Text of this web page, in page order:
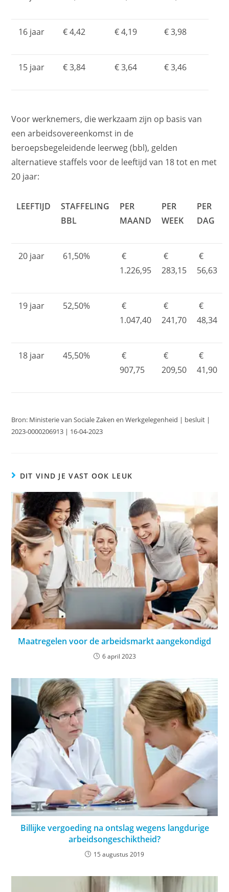
16 jaar € 4,42 € 4,19 € 3,98
15 jaar € 3,84 € 3,64 € 3,46
Voor werknemers, die werkzaam zijn op basis van
een arbeidsovereenkomst in de
beroepsbegeleidende leerweg (bbl), gelden
alternatieve staffels voor de leeftijd van 18 tot en met
20 jaar:
LEEFTIJD
STAFFELING
BBL
PER
MAAND
PER
WEEK
PER
DAG
20 jaar 61,50%
€
1.226,95
€
283,15
€
56,63
19 jaar 52,50%
€
1.047,40
€
241,70
€
48,34
18 jaar 45,50%
€
907,75
€
209,50
€
41,90
Bron: Ministerie van Sociale Zaken en Werkgelegenheid | besluit |
2023-0000206913 | 16-04-2023
DIT VIND JE VAST OOK LEUK
Maatregelen voor de arbeidsmarkt aangekondigd
6 april 2023
Billijke vergoeding na ontslag wegens langdurige
arbeidsongeschiktheid?
15 augustus 2019